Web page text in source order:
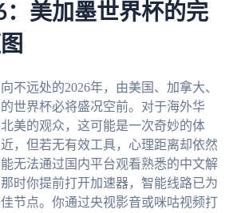
：美加墨世界杯的完
不远处的2026年，由美国、加拿大、
世界杯必将盛况空前。对于海外华
美的观众，这可能是一次奇妙的体
，但若无有效工具，心理距离却依然
无法通过国内平台观看熟悉的中文解
时你提前打开加速器，智能线路已为
节点。你通过央视影音或咪咕视频打